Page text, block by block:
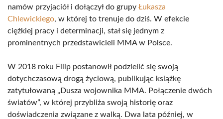
namów przyjaciół i dołączył do grupy Łukasza
Chlewickiego, w której to trenuje do dziś. W efekcie
ciężkiej pracy i determinacji, stał się jednym z
prominentnych przedstawicieli MMA w Polsce.
W 2018 roku Filip postanowił podzielić się swoją
dotychczasową drogą życiową, publikując książkę
zatytułowaną „Dusza wojownika MMA. Połączenie dwóch
światów”, w której przybliża swoją historię oraz
doświadczenia związane z walką. Dwa lata później, w